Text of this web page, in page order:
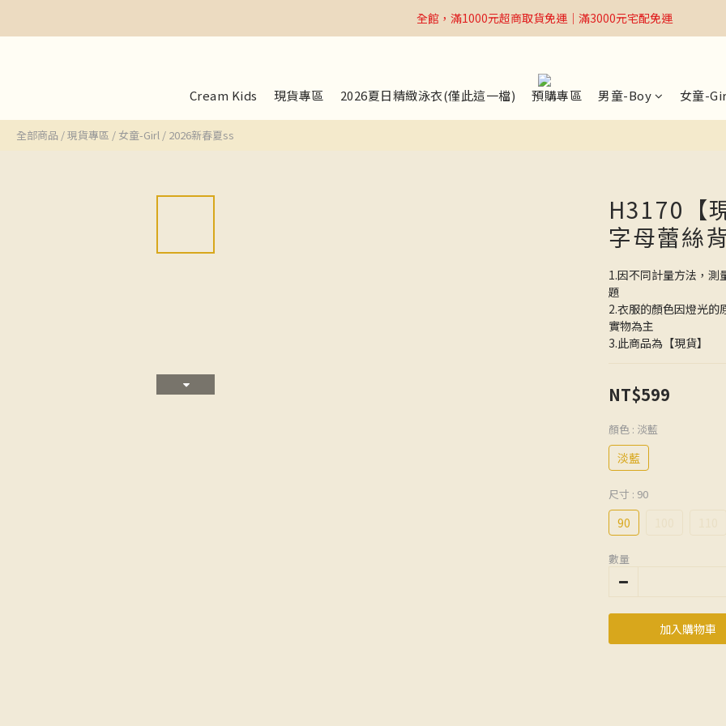
全館，滿1000元超商取貨免運｜滿3000元宅配免運
全館，滿1000元超商取貨免運｜滿3000元宅配免運
全館，滿1000元超商取貨免運｜滿3000元宅配免運
Cream Kids 現貨專區 2026夏日精緻泳衣(僅此這一檔) 預購專區 男童-Boy 女童-
全部商品 /現貨專區 / 女童-Girl / 2026新春夏ss
H3170【
字母蕾絲
1.因不同計量方法，測
題
2.衣服的顏色因燈光的
實物為主
3.此商品為【現貨】
NT$599
顏色 : 淡藍
淡藍
尺寸 : 90
90
數量
加入購物車